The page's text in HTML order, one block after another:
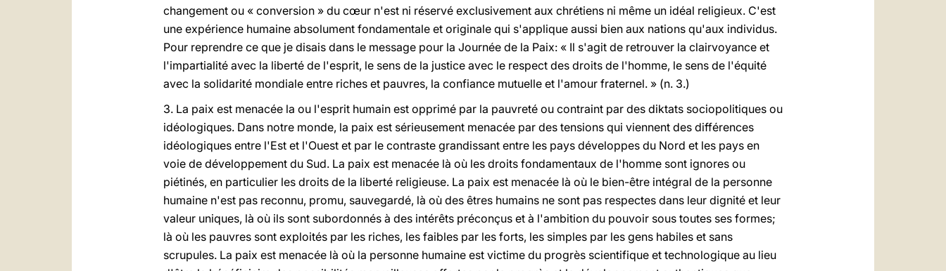
changement ou « conversion » du cœur n'est ni réservé exclusivement aux chrétiens ni même un idéal religieux. C'est
une expérience humaine absolument fondamentale et originale qui s'applique aussi bien aux nations qu'aux individus.
Pour reprendre ce que je disais dans le message pour la Journée de la Paix: « Il s'agit de retrouver la clairvoyance et
l'impartialité avec la liberté de l'esprit, le sens de la justice avec le respect des droits de l'homme, le sens de l'équité
avec la solidarité mondiale entre riches et pauvres, la confiance mutuelle et l'amour fraternel. » (n. 3.)
3. La paix est menacée la ou l'esprit humain est opprimé par la pauvreté ou contraint par des diktats sociopolitiques ou
idéologiques. Dans notre monde, la paix est sérieusement menacée par des tensions qui viennent des différences
idéologiques entre l'Est et l'Ouest et par le contraste grandissant entre les pays développes du Nord et les pays en
voie de développement du Sud. La paix est menacée là où les droits fondamentaux de l'homme sont ignores ou
piétinés, en particulier les droits de la liberté religieuse. La paix est menacée là où le bien-être intégral de la personne
humaine n'est pas reconnu, promu, sauvegardé, là où des êtres humains ne sont pas respectes dans leur dignité et leur
valeur uniques, là où ils sont subordonnés à des intérêts préconçus et à l'ambition du pouvoir sous toutes ses formes;
là où les pauvres sont exploités par les riches, les faibles par les forts, les simples par les gens habiles et sans
scrupules. La paix est menacée là où la personne humaine est victime du progrès scientifique et technologique au lieu